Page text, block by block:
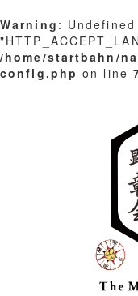
Warning :
/home/startbahn/
config.php on line